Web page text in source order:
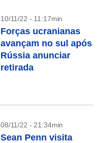
10/11/22 - 11:17min
Forças ucranianas
avançam no sul após
Rússia anunciar
retirada
08/11/22 - 21:34min
Sean Penn visita